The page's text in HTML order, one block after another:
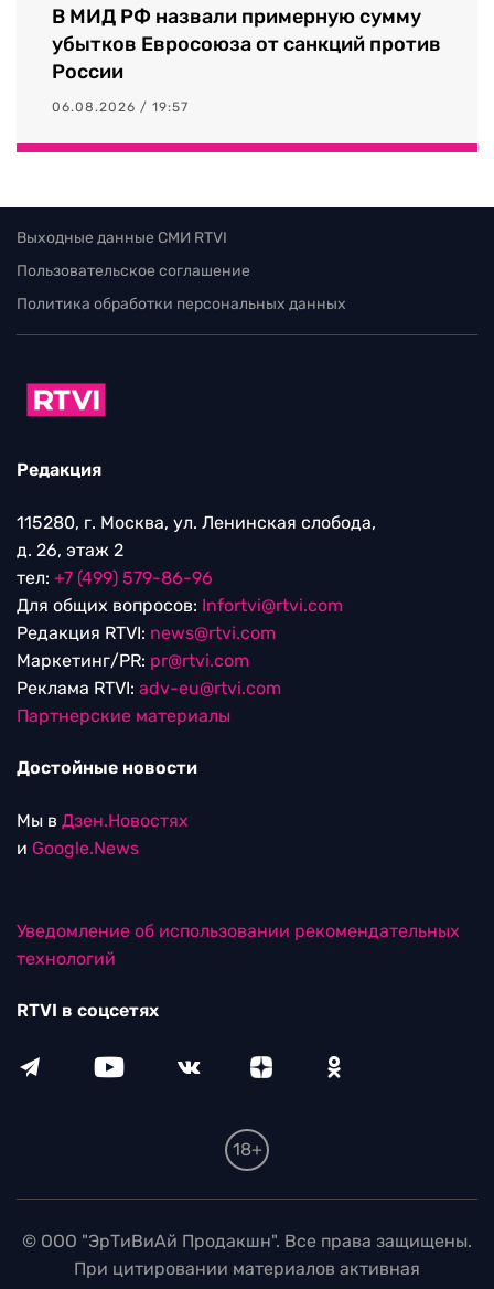
В МИД РФ назвали примерную сумму
убытков Евросоюза от санкций против
России
06.08.2026 / 19:57
Выходные данные СМИ RTVI
Пользовательское соглашение
Политика обработки персональных данных
Редакция
115280, г. Москва, ул. Ленинская слобода,
д. 26, этаж 2
тел: +7 (499) 579-86-96
Для общих вопросов: Infortvi@rtvi.com
Редакция RTVI: news@rtvi.com
Маркетинг/PR: pr@rtvi.com
Реклама RTVI: adv-eu@rtvi.com
Партнерские материалы
Достойные новости
Мы в Дзен.Новостях
и Google.News
Уведомление об использовании рекомендательных
технологий
RTVI в соцсетях
18+
© ООО "ЭрТиВиАй Продакшн". Все права защищены.
При цитировании материалов активная